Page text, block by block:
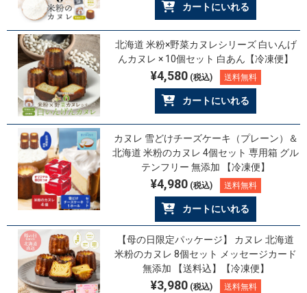
カートにいれる
北海道 米粉×野菜カヌレシリーズ 白いんげ
んカヌレ × 10個セット 白あん【冷凍便】
¥4,580(税込) 送料無料
カートにいれる
カヌレ 雪どけチーズケーキ（プレーン）＆
北海道 米粉のカヌレ 4個セット 専用箱 グル
テンフリー 無添加 【冷凍便】
¥4,980(税込) 送料無料
カートにいれる
【母の日限定パッケージ】 カヌレ 北海道
米粉のカヌレ 8個セット メッセージカード
無添加 【送料込】【冷凍便】
¥3,980(税込) 送料無料